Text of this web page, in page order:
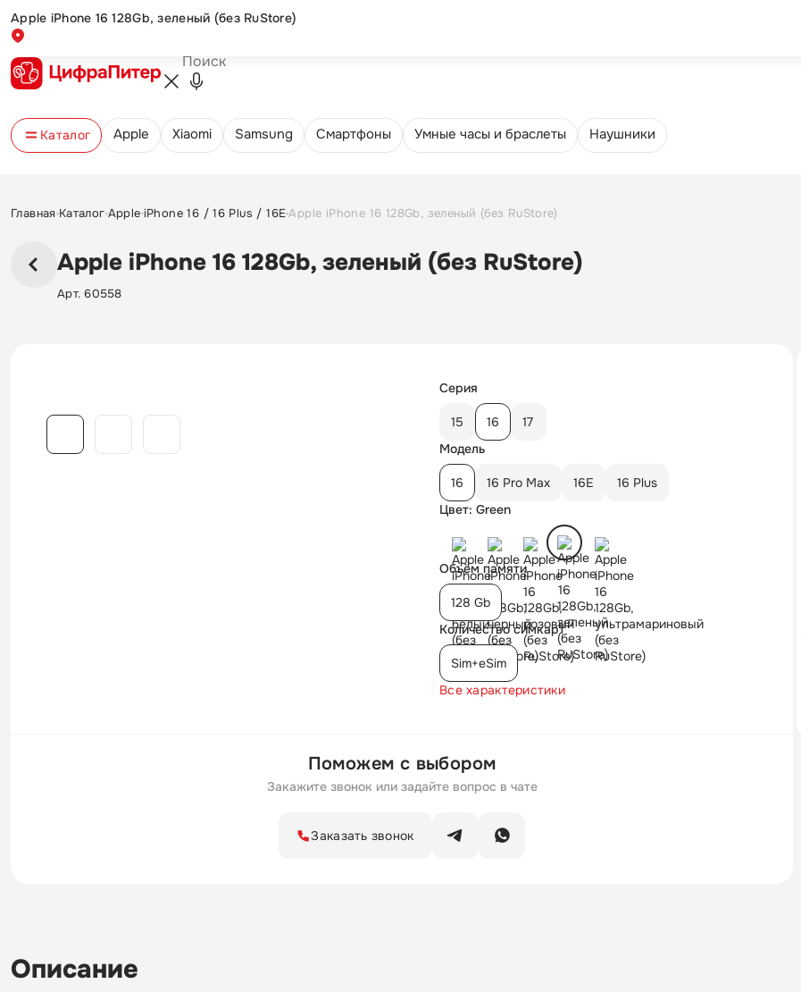
Обмен и возвратОплата и доставкаНовости и акции
Каталог Apple Xiaomi Samsung Cмартфоны Умные часы и браслеты Наушники
Главная Каталог Apple iPhone 16 / 16 Plus / 16EApple iPhone 16 128Gb, зеленый (без RuStore)
Apple iPhone 16 128Gb, зеленый (без RuStore)
Арт. 60558
Новинка
Серия
15 16
17
Модель
16 16 Pro Max 16E
16 Plus
Цвет: Green
Объём памяти
128 Gb
Количество симкарт
Sim+eSim
Все характеристики
Поможем с выбором
Закажите звонок или задайте вопрос в чате
Заказать звонок
Описание
Apple iPhone 16 128Gb, зеленый (без RuStore)